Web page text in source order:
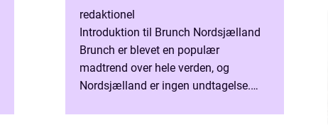
redaktionel
Introduktion til Brunch Nordsjælland
Brunch er blevet en populær
madtrend over hele verden, og
Nordsjælland er ingen undtagelse.